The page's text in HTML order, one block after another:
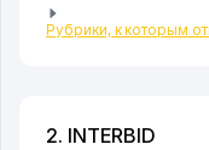
Рубрики, к которым
2. INTERBID